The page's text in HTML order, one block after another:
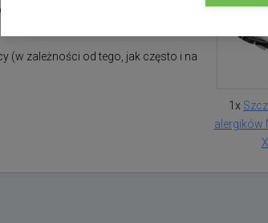
Neato serii XV
(w zależności od tego, jak często i na
1x
alergików